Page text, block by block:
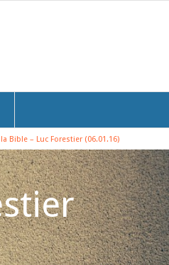
Bible – Luc Forestier (06.01.16)